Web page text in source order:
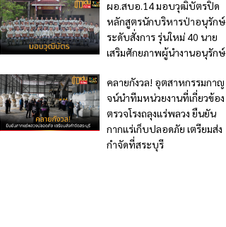
ผอ.สบอ.14 มอบวุฒิบัตรปิด
หลักสูตรนักบริหารป่าอนุรักษ์
ระดับสั่งการ รุ่นใหม่ 40 นาย
เสริมศักยภาพผู้นำงานอนุรักษ์
คลายกังวล! อุตสาหกรรมกาญ
จน์นำทีมหน่วยงานที่เกี่ยวข้อง
ตรวจโรงถลุงแร่พลวง ยืนยัน
กากแร่เก็บปลอดภัย เตรียมส่ง
กำจัดที่สระบุรี